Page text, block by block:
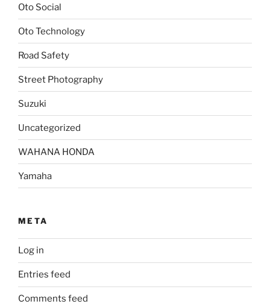
Oto Social
Oto Technology
Road Safety
Street Photography
Suzuki
Uncategorized
WAHANA HONDA
Yamaha
META
Log in
Entries feed
Comments feed